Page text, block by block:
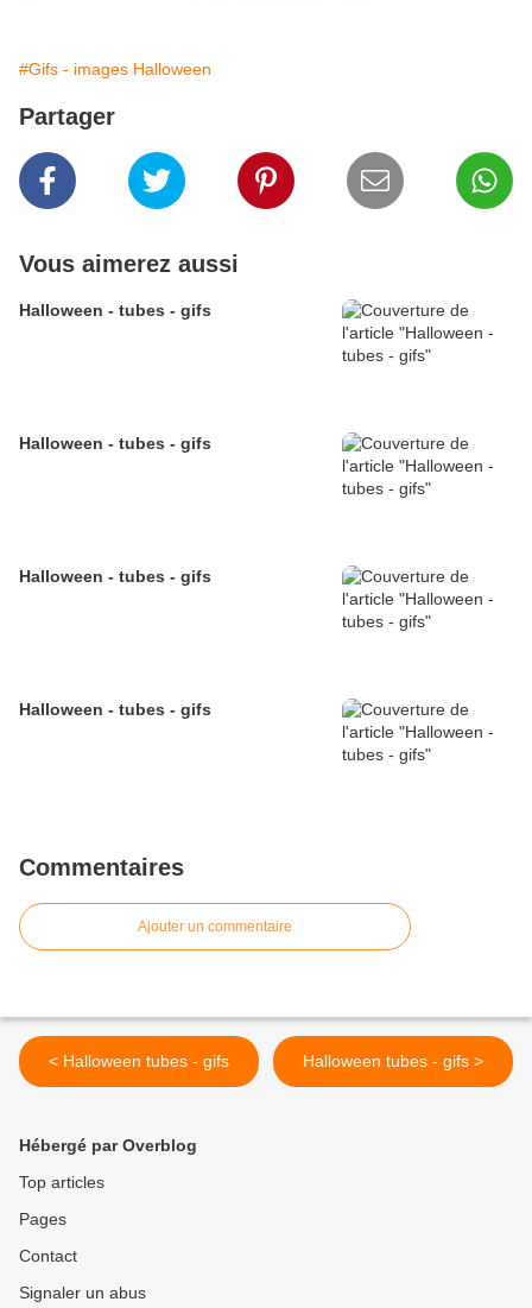
#Gifs - images Halloween
Partager
Vous aimerez aussi
Halloween - tubes - gifs
Halloween - tubes - gifs
Halloween - tubes - gifs
Halloween - tubes - gifs
Commentaires
Ajouter un commentaire
< Halloween tubes - gifs Halloween tubes - gifs >
Hébergé par Overblog
Top articles
Pages
Contact
Signaler un abus